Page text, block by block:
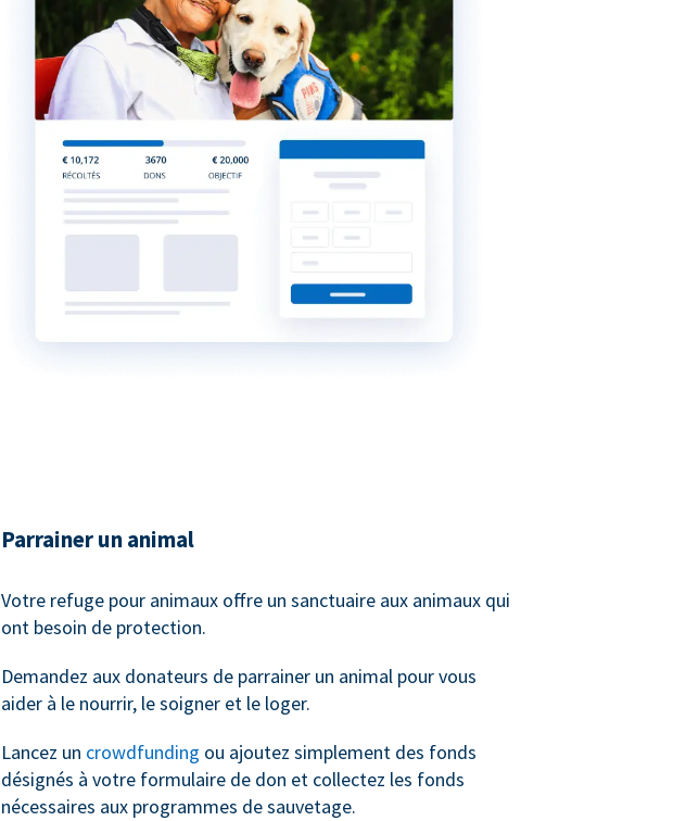
Parrainer un animal
Votre refuge pour animaux offre un sanctuaire aux animaux qui
ont besoin de protection.
Demandez aux donateurs de parrainer un animal pour vous
aider à le nourrir, le soigner et le loger.
Lancez un crowdfunding ou ajoutez simplement des fonds
désignés à votre formulaire de don et collectez les fonds
nécessaires aux programmes de sauvetage.